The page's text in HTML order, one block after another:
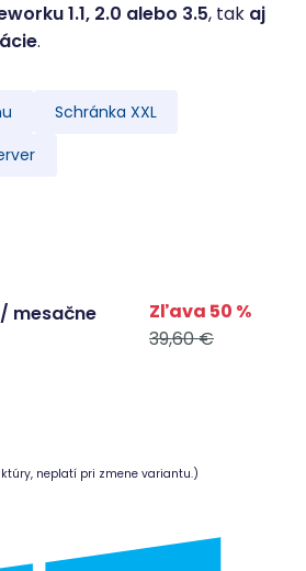
1.1, 2.0 alebo 3.5, tak aj
.
Schránka XXL
/ mesačne
Zľava 50 %
39,60 €
neplatí pri zmene variantu.)